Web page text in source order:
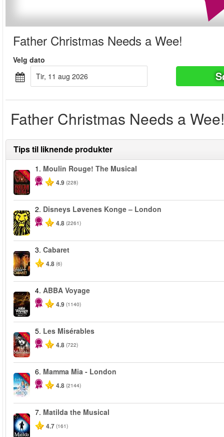
Father Christmas Needs a Wee!
Velg dato
tir, 11 aug 2026
Father Christmas Needs a
Tips til liknende produkter
-50%
1. Moulin Rouge! The Musical
4.9 (228)
2. Disneys Løvenes Konge – London
4.8 (2261)
3. Cabaret
4.8 (6)
4. ABBA Voyage
4.9 (1140)
-40%
5. Les Misérables
4.8 (722)
-40%
6. Mamma Mia - London
4.8 (2144)
-50%
7. Matilda the Musical
4.7 (161)